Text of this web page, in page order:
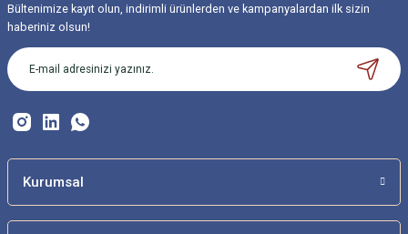
Ürün resmi kalitesiz, bozuk veya görüntülenemiyor.
Ürün açıklamasında eksik bilgiler bulunuyor.
Ürün bilgilerinde hatalar bulunuyor.
Bu ürüne benzer farklı alternatifler olmalı.
Bültenimize kayıt olun, indirimli ürünlerden ve kampanyalardan ilk sizin
haberiniz olsun!
Kurumsal